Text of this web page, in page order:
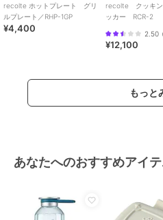
recolte ホットプレート グリ
ルプレート／RHP-1GP
¥4,400
recolte クッキン
ッカー RCR-2
2.50
¥12,100
もっと
あなたへのおすすめアイ